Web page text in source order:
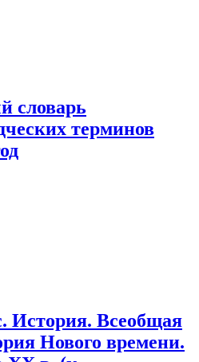
словарь
терминов
История. Всеобщая
Нового времени.